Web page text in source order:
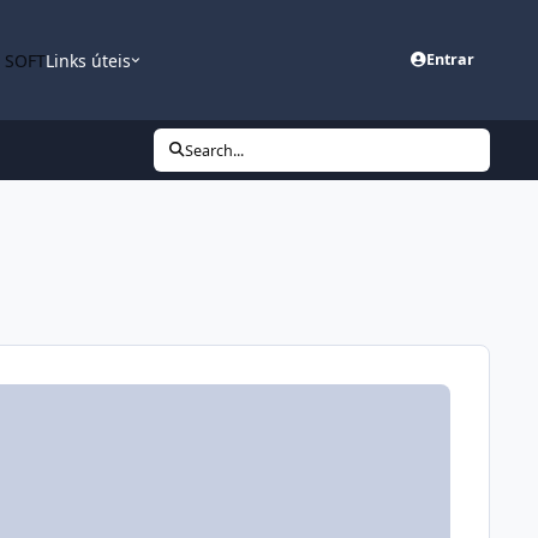
Links úteis Entrar
Search...